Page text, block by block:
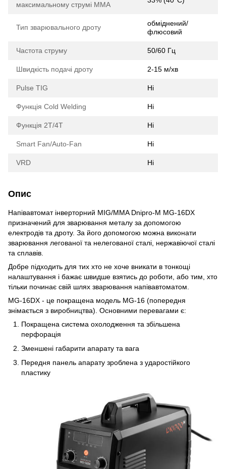
максимальному струмі ММА
Тип зварювального дроту
обміднений/
флюсовий
Частота струму 50/60 Гц
Швидкість подачі дроту 2-15 м/хв
Pulse TIG Ні
Функція Cold Welding Ні
Функція 2T/4T Ні
Smart Fan/Auto-Fan Ні
VRD Ні
Опис
Напівавтомат інверторний MIG/MMA Dnipro-M MG-16DX
призначений для зварювання металу за допомогою
електродів та дроту. За його допомогою можна виконати
зварювання легованої та нелегованої сталі, нержавіючої сталі
та сплавів.
Добре підходить для тих хто не хоче вникати в тонкощі
налаштування і бажає швидше взятись до роботи, або тим, хто
тільки починає свій шлях зварювання напівавтоматом.
MG-16DX - це покращена модель MG-16 (попередня
знімається з виробництва). Основними перевагами є:
Покращена система охолодження та збільшена
перфорація
Зменшені габарити апарату та вага
Передня панель апарату зроблена з ударостійкого
пластику